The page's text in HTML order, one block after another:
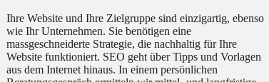
Ihre Website und Ihre Zielgruppe sind einzigartig, ebenso
wie Ihr Unternehmen. Sie benötigen eine
massgeschneiderte Strategie, die nachhaltig für Ihre
Website funktioniert. SEO geht über Tipps und Vorlagen
aus dem Internet hinaus. In einem persönlichen